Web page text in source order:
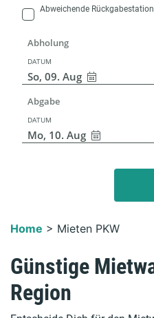
Abweichende Rückgabestation
Abholung
DATUM
So, 09. Aug
Abgabe
DATUM
Mo, 10. Aug
Home > Mieten PKW
Günstige
Region